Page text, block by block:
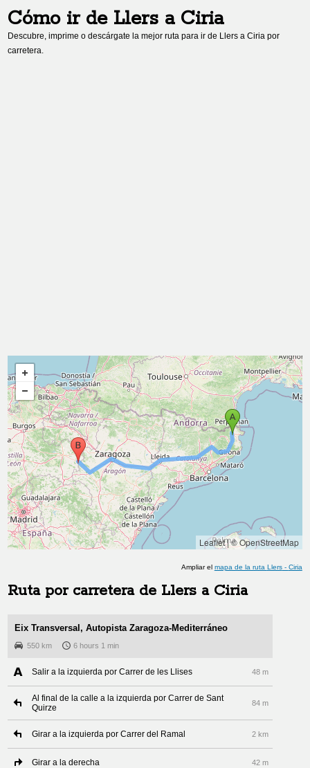
Cómo ir de Llers a Ciria
Descubre, imprime o descárgate la mejor ruta para ir de Llers aCiria por
carretera.
Leaflet|© OpenStreetMap
Ampliar el mapa de la ruta Llers- Ciria
Ruta por carretera de Llers a Ciria
Eix Transversal, Autopista Zaragoza-Mediterráneo
550 km 6 hours 1 min
Salir a la izquierda por Carrer de les Llises 48 m
Al final de la calle a la izquierda por Carrer de Sant
Quirze
84 m
Girar a la izquierda por Carrer del Ramal 2 km
Girar a la derecha 42 m